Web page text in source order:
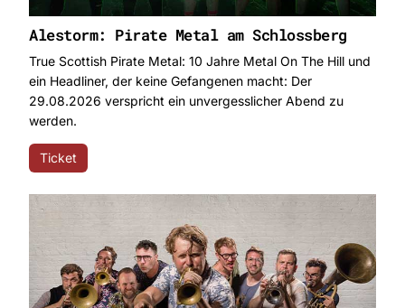
Alestorm: Pirate Metal am Schlossberg
True Scottish Pirate Metal: 10 Jahre Metal On The Hill und
ein Headliner, der keine Gefangenen macht: Der
29.08.2026 verspricht ein unvergesslicher Abend zu
werden.
Ticket